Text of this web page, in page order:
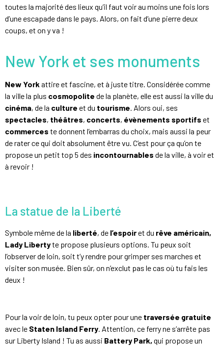
toutes la majorité des lieux qu’il faut voir au moins une fois lors
d’une escapade dans le pays. Alors, on fait d’une pierre deux
coups, et on y va !
New York et ses monuments
New York attire et fascine, et à juste titre. Considérée comme
la ville la plus cosmopolite de la planète, elle est aussi la ville du
cinéma, de la culture et du tourisme. Alors oui, ses
spectacles, théâtres, concerts, évènements sportifs et
commerces te donnent l’embarras du choix, mais aussi la peur
de rater ce qui doit absolument être vu. C’est pour ça qu’on te
propose un petit top 5 des incontournables de la ville, à voir et
à revoir !
La statue de la Liberté
Symbole même de la liberté, de l’espoiret du rêve américain,
Lady Libertyte propose plusieurs options. Tu peux soit
l’observer de loin, soit t’y rendre pour grimper ses marches et
visiter son musée. Bien sûr, on n’exclut pas le cas où tu fais les
deux !
Pour la voir de loin, tu peux opter pour une traversée gratuite
avec le Staten Island Ferry. Attention, ce ferry ne s’arrête pas
sur Liberty Island ! Tu as aussi Battery Park, qui propose un